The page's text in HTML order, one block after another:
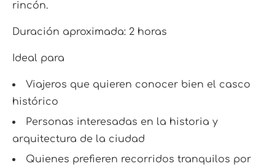
rincón.
Duración aproximada: 2 horas
Ideal para
Viajeros que quieren conocer bien el casco
histórico
Personas interesadas en la historia y
arquitectura de la ciudad
Quienes prefieren recorridos tranquilos por